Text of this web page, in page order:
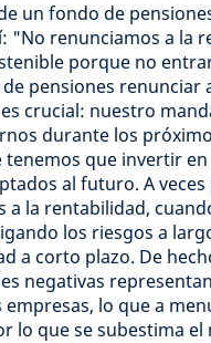
un fondo de
"No renunciamos a la
porque no
pensiones renunciar
crucial: nuestro
durante los
tenemos que invertir
al futuro. A
a la rentabilidad,
los riesgos a
a corto plazo. De
negativas
empresas, lo que a
lo que se subestima el